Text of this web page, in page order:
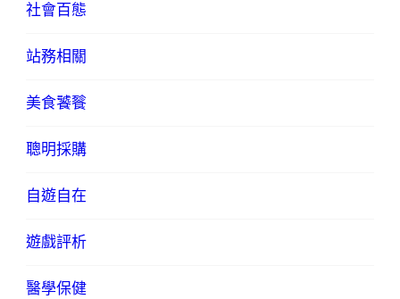
社會百態
站務相關
美食饕餮
聰明採購
自遊自在
遊戲評析
醫學保健